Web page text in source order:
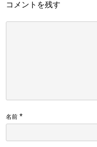
コメントを残す
名前 *